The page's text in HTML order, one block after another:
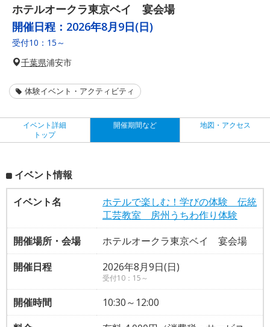
ホテルオークラ東京ベイ 宴会場
開催日程： 2026年8月9日(日)
受付10：15～
千葉県浦安市
体験イベント・アクティビティ
イベント詳細
トップ
開催期間など 地図・アクセス
イベント情報
イベント名
ホテルで楽しむ！学びの体験 伝統
工芸教室 房州うちわ作り体験
開催場所・会場
ホテルオークラ東京ベイ 宴会場
開催日程
2026年8月9日(日)
受付10：15～
開催時間
10:30～12:00